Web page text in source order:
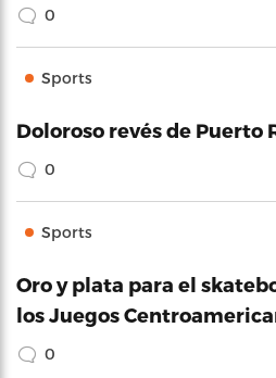
0
Sports
Doloroso revés de Puerto
0
Sports
Oro y plata para el
los Juegos
0